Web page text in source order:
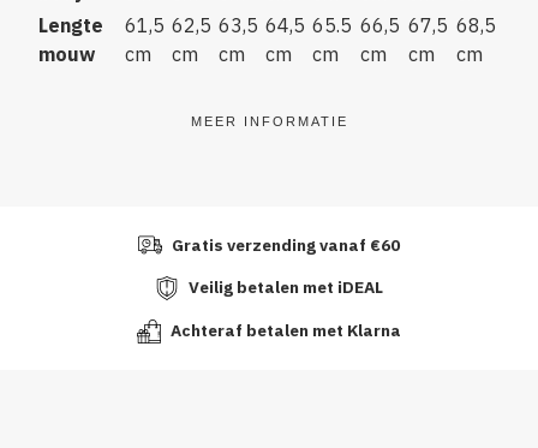
Lengte
mouw
61,5
cm
62,5
cm
63,5
cm
64,5
cm
65.5
cm
66,5
cm
67,5
cm
68,5
cm
MEER INFORMATIE
Gratis verzending vanaf €60
Veilig betalen met iDEAL
Achteraf betalen met Klarna